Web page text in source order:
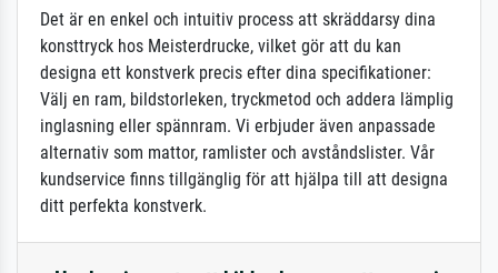
Det är en enkel och intuitiv process att skräddarsy dina
konsttryck hos Meisterdrucke, vilket gör att du kan
designa ett konstverk precis efter dina specifikationer:
Välj en ram, bildstorleken, tryckmetod och addera lämplig
inglasning eller spännram. Vi erbjuder även anpassade
alternativ som mattor, ramlister och avståndslister. Vår
kundservice finns tillgänglig för att hjälpa till att designa
ditt perfekta konstverk.